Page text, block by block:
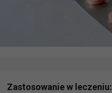
Zastosowanie w leczeniu: